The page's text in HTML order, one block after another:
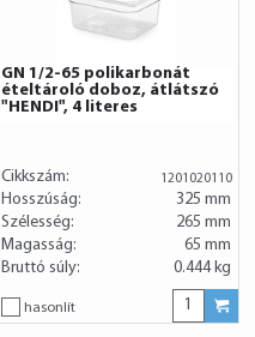
GN 1/2-65 polikarbonát
ételtároló doboz, átlátszó
"HENDI", 4 literes
Cikkszám: 1201020110
Hosszúság:
325 mm
Szélesség:
265 mm
Magasság:
65 mm
Bruttó súly:
0.444 kg
hasonlít